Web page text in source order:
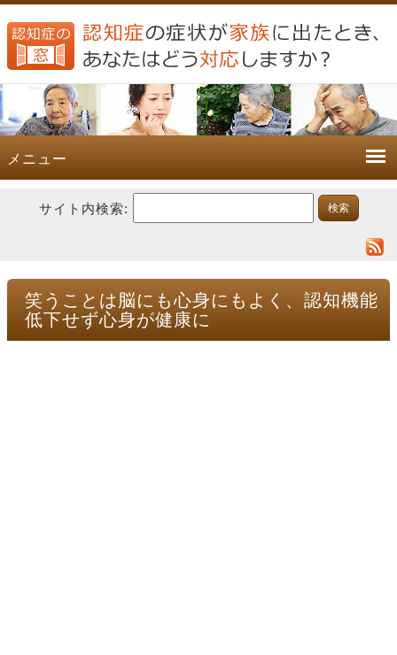
メニュー
サイト内検索:
笑うことは脳にも心身にもよく、認知機能
低下せず心身が健康に